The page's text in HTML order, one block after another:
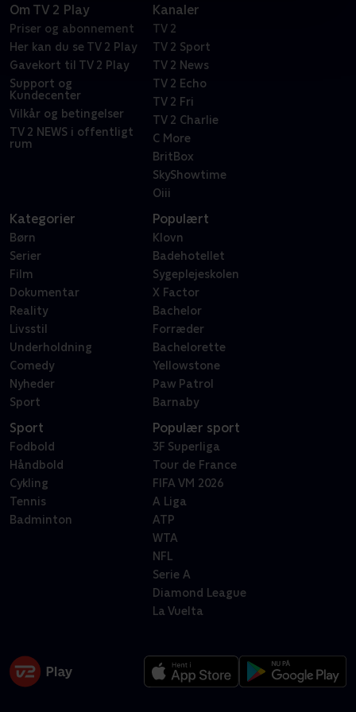
Om TV 2 Play
Priser og abonnement
Her kan du se TV 2 Play
Gavekort til TV 2 Play
Support og
Kundecenter
Vilkår og betingelser
TV 2 NEWS i offentligt
rum
Kanaler
TV 2
TV 2 Sport
TV 2 News
TV 2 Echo
TV 2 Fri
TV 2 Charlie
C More
BritBox
SkyShowtime
Oiii
Kategorier
Børn
Serier
Film
Dokumentar
Reality
Livsstil
Underholdning
Comedy
Nyheder
Sport
Populært
Klovn
Badehotellet
Sygeplejeskolen
X Factor
Bachelor
Forræder
Bachelorette
Yellowstone
Paw Patrol
Barnaby
Sport
Fodbold
Håndbold
Cykling
Tennis
Badminton
Populær sport
3F Superliga
Tour de France
FIFA VM 2026
A Liga
ATP
WTA
NFL
Serie A
Diamond League
La Vuelta